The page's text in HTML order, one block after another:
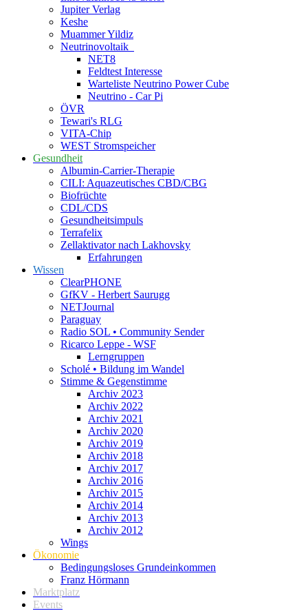
Jupiter Verlag
Keshe
Muammer Yildiz
Neutrinovoltaik
NET8
Feldtest Interesse
Warteliste Neutrino Power Cube
Neutrino - Car Pi
ÖVR
Tewari's RLG
VITA-Chip
WEST Stromspeicher
Gesundheit
Albumin-Carrier-Therapie
CILI: Aquazeutisches CBD/CBG
Biofrüchte
CDL/CDS
Gesundheitsimpuls
Terrafelix
Zellaktivator nach Lakhovsky
Erfahrungen
Wissen
ClearPHONE
GfKV - Herbert Saurugg
NETJournal
Paraguay
Radio SOL • Community Sender
Ricarco Leppe - WSF
Lerngruppen
Scholé • Bildung im Wandel
Stimme & Gegenstimme
Archiv 2023
Archiv 2022
Archiv 2021
Archiv 2020
Archiv 2019
Archiv 2018
Archiv 2017
Archiv 2016
Archiv 2015
Archiv 2014
Archiv 2013
Archiv 2012
Wings
Ökonomie
Bedingungsloses Grundeinkommen
Franz Hörmann
Marktplatz
Events